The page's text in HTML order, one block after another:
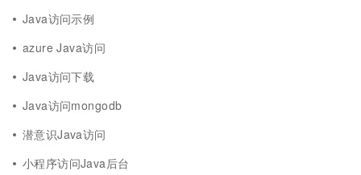
Java访问示例
azure Java访问
Java访问下载
Java访问mongodb
潜意识Java访问
小程序访问Java后台